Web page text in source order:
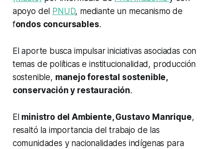
apoyo del PNUD, mediante un mecanismo de
fondos concursables.
El aporte busca impulsar iniciativas asociadas con
temas de políticas e institucionalidad, producción
sostenible, manejo forestal sostenible,
conservación y restauración.
El ministro del Ambiente, Gustavo Manrique,
resaltó la importancia del trabajo de las
comunidades y nacionalidades indígenas para